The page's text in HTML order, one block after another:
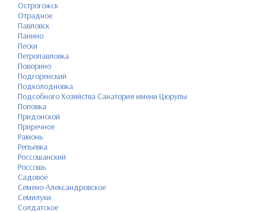
Острогожск
Отрадное
Павловск
Панино
Пески
Петропавловка
Поворино
Подгоренский
Подколодновка
Подсобного Хозяйства Санатория имени Цюрупы
Поповка
Придонской
Приречное
Рамонь
Репьёвка
Россошанский
Россошь
Садовое
Семено-Александровское
Семилуки
Солдатское